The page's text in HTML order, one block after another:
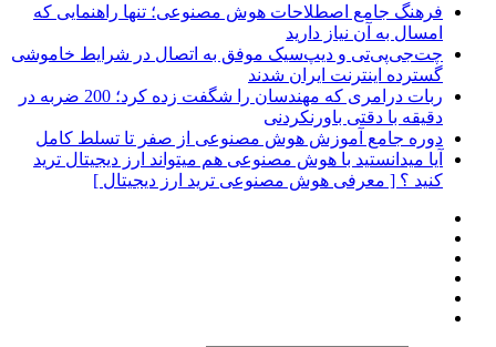
فرهنگ جامع اصطلاحات هوش مصنوعی؛ تنها راهنمایی که
امسال به آن نیاز دارید
چت‌جی‌پی‌تی و دیپ‌سیک موفق به اتصال در شرایط خاموشی
گسترده اینترنت ایران شدند
ربات درامری که مهندسان را شگفت زده کرد؛ 200 ضربه در
دقیقه با دقتی باورنکردنی
دوره جامع آموزش هوش مصنوعی از صفر تا تسلط کامل
آیا میدانستید با هوش مصنوعی هم میتواند ارز دیجیتال ترید
کنید ؟ [ معرفی هوش مصنوعی ترید ارز دیجیتال ]